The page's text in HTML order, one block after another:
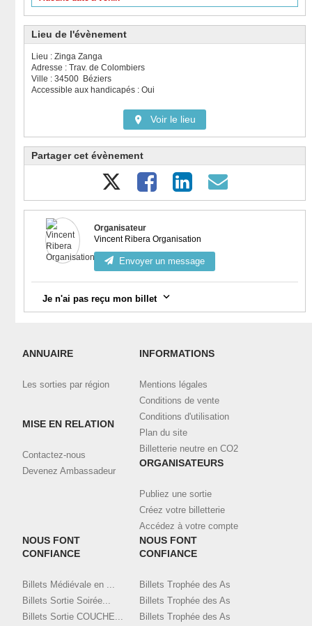
Lieu de l'évènement
Lieu : Zinga Zanga
Adresse : Trav. de Colombiers
Ville : 34500 Béziers
Accessible aux handicapés : Oui
Voir le lieu
Partager cet évènement
Organisateur
Vincent Ribera Organisation
Envoyer un message
Je n'ai pas reçu mon billet
Connectez-vous à votre compteiciet visualisez toutes vos
Contactez l'organisateur en utilisant le bouton de contact ci-
dessus, en indiquant bien l'email et le nom utilisé pour la
ANNUAIRE
Les sorties par région
MISE EN RELATION
Contactez-nous
Devenez Ambassadeur
INFORMATIONS
Mentions légales
Conditions de vente
Conditions d'utilisation
Plan du site
Billetterie neutre en CO2
ORGANISATEURS
Publiez une sortie
Créez votre billetterie
Accédez à votre compte
NOUS FONT
CONFIANCE
Billets Médiévale en ...
Billets Sortie Soirée...
Billets Sortie COUCHE...
NOUS FONT
CONFIANCE
Billets Trophée des As
Billets Trophée des As
Billets Trophée des As